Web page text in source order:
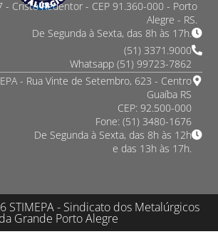
- Cristo Redentor - CEP 91.360-000 - Porto
Alegre - RS.
De Segunda à Sexta, das 8h às 17h.
(51) 3371.9000
Whatsapp (51) 99723-7862
- Rua Vinte de Setembro, 623 - Centro
Guaíba RS
CEP: 92.500-000
Fone: (51) 3480-1676
De Segunda à Sexta, das 8h às 12h
e das 13h às 17h.
STIMEPA - Sindicato dos Metalúrgicos
da Grande Porto Alegre